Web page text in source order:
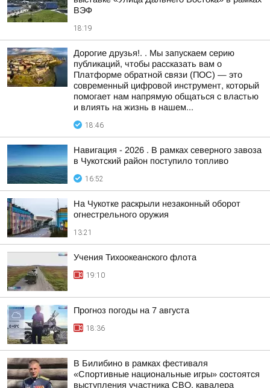
ВЭФ
18:19
Дорогие друзья!. . Мы запускаем серию
публикаций, чтобы рассказать вам о
Платформе обратной связи (ПОС) — это
современный цифровой инструмент, который
помогает нам напрямую общаться с властью
и влиять на жизнь в нашем...
18:46
Навигация - 2026 . В рамках северного завоза
в Чукотский район поступило топливо
16:52
На Чукотке раскрыли незаконный оборот
огнестрельного оружия
13:21
Учения Тихоокеанского флота
19:10
Прогноз погоды на 7 августа
18:36
В Билибино в рамках фестиваля
«Спортивные национальные игры» состоятся
выступления участника СВО, кавалера